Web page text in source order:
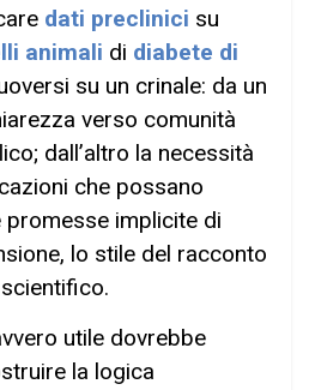
dati preclinici su
animali di diabete di
su un crinale: da un
verso comunità
dall’altro la necessità
che possano
implicite di
lo stile del racconto
utile dovrebbe
la logica